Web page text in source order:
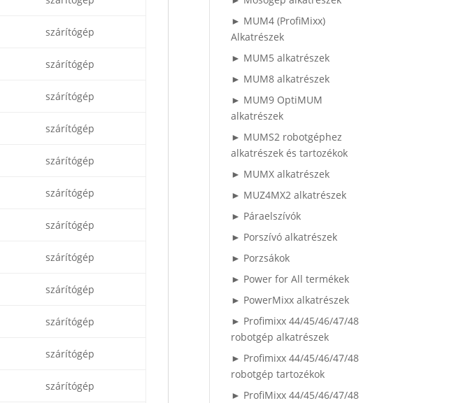
szárítógép
szárítógép
szárítógép
szárítógép
szárítógép
szárítógép
szárítógép
szárítógép
szárítógép
szárítógép
szárítógép
szárítógép
► MUM4 (ProfiMixx)
Alkatrészek
► MUM5 alkatrészek
► MUM8 alkatrészek
► MUM9 OptiMUM
alkatrészek
► MUMS2 robotgéphez
alkatrészek és tartozékok
► MUMX alkatrészek
► MUZ4MX2 alkatrészek
► Páraelszívók
► Porszívó alkatrészek
► Porzsákok
► Power for All termékek
► PowerMixx alkatrészek
► Profimixx 44/45/46/47/48
robotgép alkatrészek
► Profimixx 44/45/46/47/48
robotgép tartozékok
► ProfiMixx 44/45/46/47/48